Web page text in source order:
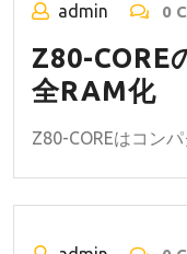
admin 0
Z80-CORE
全RAM化
Z80-COREはコン